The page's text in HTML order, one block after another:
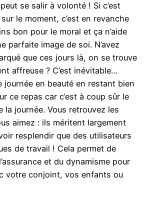
se salir à volonté ! Si c’est
le moment, c’est en revanche
bon pour le moral et ça n’aide
parfaite image de soi. N’avez
que ces jours là, on se trouve
affreuse ? C’est inévitable…
journée en beauté en restant bien
ce repas car c’est à coup sûr le
la journée. Vous retrouvez les
aimez : ils méritent largement
resplendir que des utilisateurs
de travail ! Cela permet de
et du dynamisme pour
votre conjoint, vos enfants ou